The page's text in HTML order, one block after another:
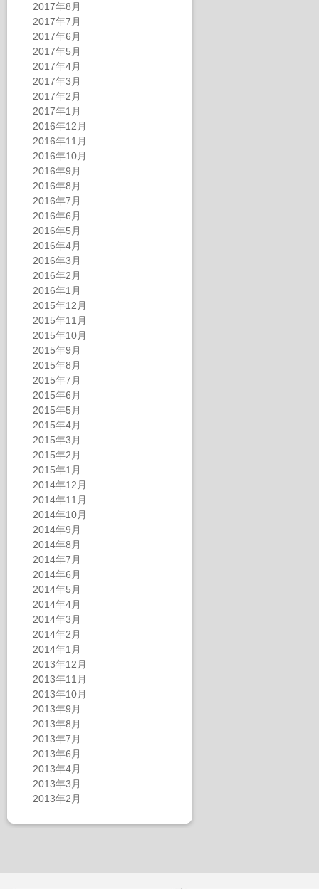
2017年8月
2017年7月
2017年6月
2017年5月
2017年4月
2017年3月
2017年2月
2017年1月
2016年12月
2016年11月
2016年10月
2016年9月
2016年8月
2016年7月
2016年6月
2016年5月
2016年4月
2016年3月
2016年2月
2016年1月
2015年12月
2015年11月
2015年10月
2015年9月
2015年8月
2015年7月
2015年6月
2015年5月
2015年4月
2015年3月
2015年2月
2015年1月
2014年12月
2014年11月
2014年10月
2014年9月
2014年8月
2014年7月
2014年6月
2014年5月
2014年4月
2014年3月
2014年2月
2014年1月
2013年12月
2013年11月
2013年10月
2013年9月
2013年8月
2013年7月
2013年6月
2013年4月
2013年3月
2013年2月